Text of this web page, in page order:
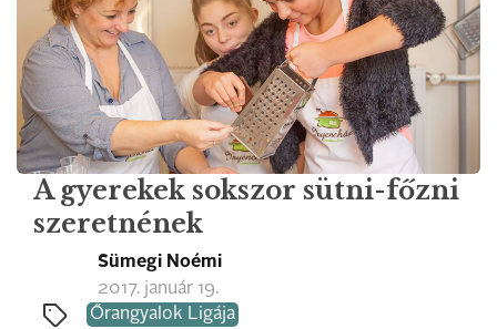
A gyerekek sokszor sütni-főzni
szeretnének
Sümegi Noémi
2017. január 19.
Őrangyalok Ligája